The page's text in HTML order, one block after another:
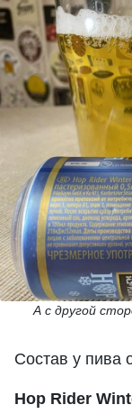
А с другой
Состав у пива
Hop Rider